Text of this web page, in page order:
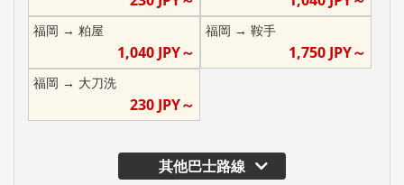
福岡 → 粕屋
1,040JPY～
福岡 → 鞍手
1,750 JPY～
福岡 → 大刀洗
230JPY～
其他巴士路線